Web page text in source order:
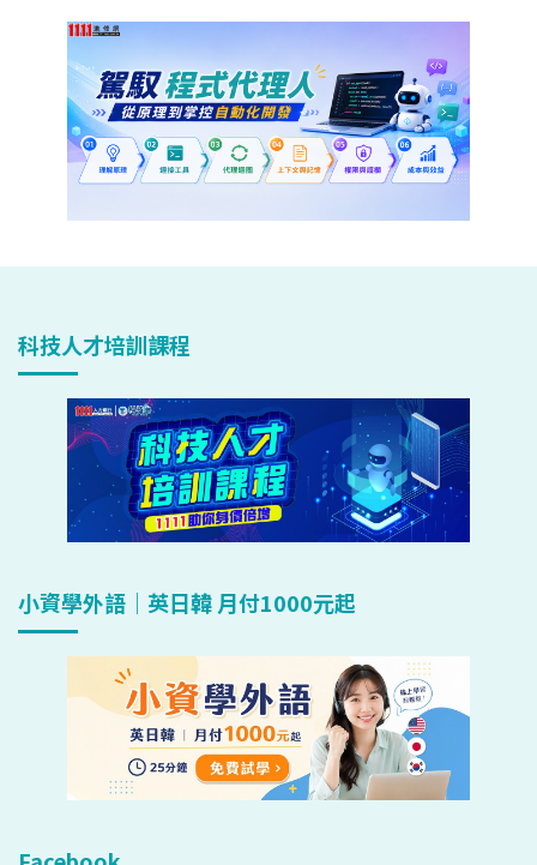
科技人才培訓課程
小資學外語｜英日韓 月付1000元起